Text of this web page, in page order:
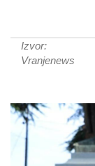
Izvor:
Vranjenews